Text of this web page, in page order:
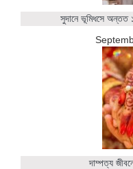
সুদানে ভূমিধসে অন্তত
দাম্পত্য